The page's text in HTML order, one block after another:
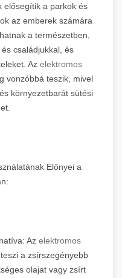
elősegítik a parkok és
az emberek számára
a természetben,
családjukkal, és
Az elektromos
vonzóbbá teszik, mivel
környezetbarát sütési
Előnyei a
Az elektromos
a zsírszegényebb
olajat vagy zsírt